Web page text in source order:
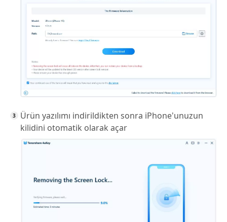
Ürün yazılımı indirildikten sonra iPhone'unuzun
kilidini otomatik olarak açar